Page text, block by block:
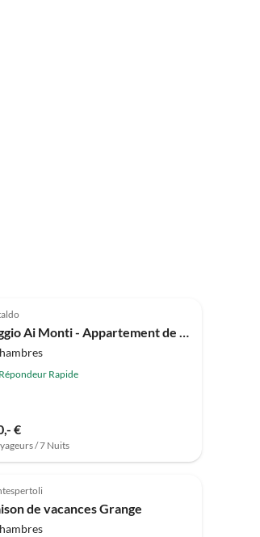
Poggio Ai Monti - Appartement de vacances abordable avec piscine
Répondeur Rapide
€
/ 7 Nuits
Annonce
de vacances Grange